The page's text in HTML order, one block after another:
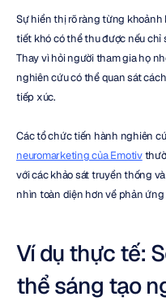
Sự hiển thị rõ ràng từng
tiết khó có thể thu được nếu chỉ
Thay vì hỏi người tham gia họ
nghiên cứu có thể quan sát
tiếp xúc.
Các tổ chức tiến hành nghiên
neuromarketing của Emotiv
với các khảo sát truyền thống
nhìn toàn diện hơn về phản ứng
Ví dụ thực tế:
thể sáng tạo